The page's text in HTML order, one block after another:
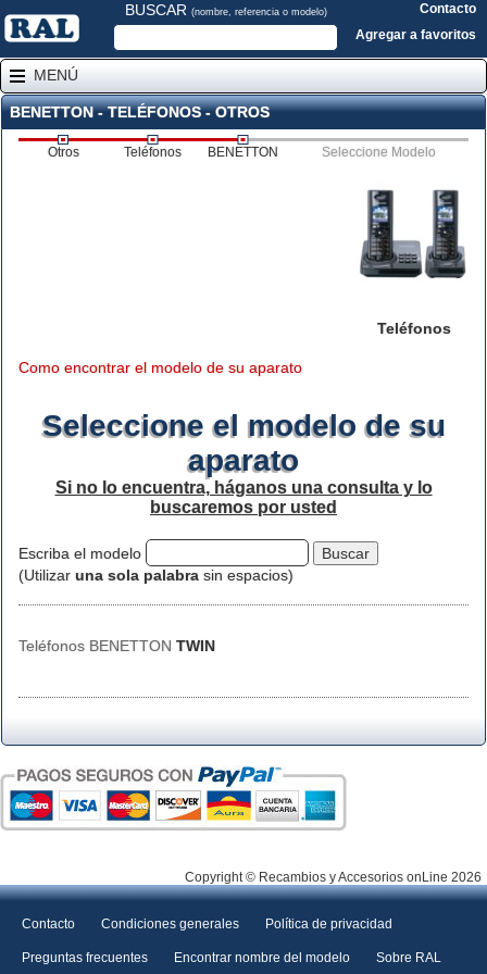
BUSCAR (nombre, referencia o modelo)
Contacto
Agregar a favoritos
MENÚ
BENETTON - TELÉFONOS - OTROS
Otros Teléfonos BENETTON Seleccione Modelo
Teléfonos
Como encontrar el modelo de su aparato
Seleccione el modelo de su
aparato
Si no lo encuentra, háganos una consulta y lo
buscaremos por usted
Escriba el modelo
(Utilizar una sola palabra sin espacios)
Teléfonos BENETTON TWIN
Copyright © Recambios y Accesorios onLine 2026
Contacto Condiciones generales Política de privacidad
Preguntas frecuentes Encontrar nombre del modelo Sobre RAL